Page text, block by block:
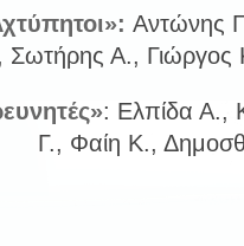
Αντώνης
Σωτήρης Α.,
: Ελπίδα Α.,
Γ., Φαίη Κ.,